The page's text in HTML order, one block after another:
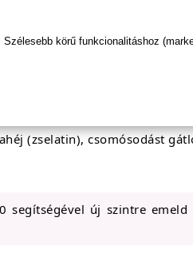
(zselatin), csomósodást
új szintre emeld
körű funkcionalitáshoz